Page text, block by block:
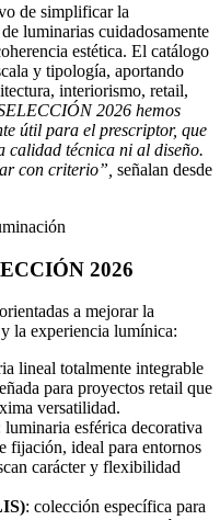
de simplificar la
luminarias cuidadosamente
estética. El catálogo
y tipología, aportando
interiorismo, retail,
2026 hemos
útil para el prescriptor, que
calidad técnica ni al diseño.
con criterio”, señalan desde
2026
a mejorar la
la experiencia lumínica:
lineal totalmente integrable
para proyectos retail que
versatilidad.
luminaria esférica decorativa
fijación, ideal para entornos
carácter y flexibilidad
: colección específica para